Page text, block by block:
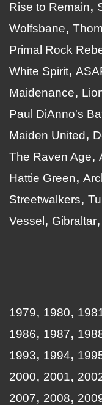
Rise to Remain
Wolfsbane
Primal Rock
White Spirit
Maidenance
Paul DiAnno's
Maiden United
The Raven Age
Hattie Green
Streetwalkers
Vessel
Gibraltar
1979 1980
1986
1987
1993
1994
2000
2001
2007
2008